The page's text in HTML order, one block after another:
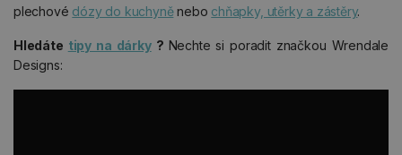
plechové dózy do kuchyněnebo chňapky, utěrky a zástěry.
Hledáte tipy na dárky? Nechte si poradit značkou Wrendale
Designs: